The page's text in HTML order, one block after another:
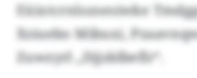
Eüixtcrnlozsesiwke
Xsiuebo Mibuxi,
Zuwzyrl „Djjsblbeflr“.